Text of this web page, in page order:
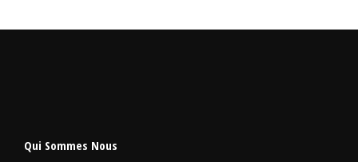
Qui Sommes Nous